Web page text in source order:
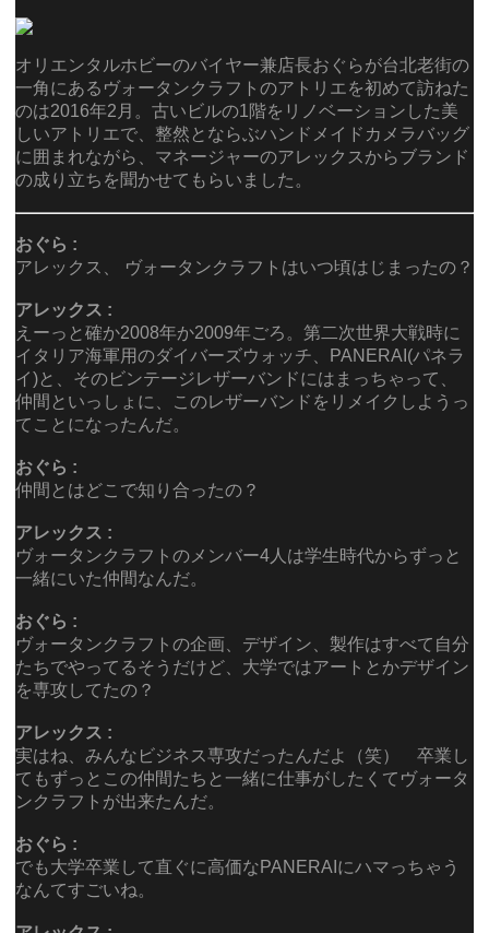
オリエンタルホビーのバイヤー兼店長おぐらが台北老街の
一角にあるヴォータンクラフトのアトリエを初めて訪ねた
のは2016年2月。古いビルの1階をリノベーションした美
しいアトリエで、整然とならぶハンドメイドカメラバッグ
に囲まれながら、マネージャーのアレックスからブランド
の成り立ちを聞かせてもらいました。
おぐら :
アレックス、 ヴォータンクラフトはいつ頃はじまったの？
アレックス :
えーっと確か2008年か2009年ごろ。第二次世界大戦時に
イタリア海軍用のダイバーズウォッチ、PANERAI(パネラ
イ)と、そのビンテージレザーバンドにはまっちゃって、
仲間といっしょに、このレザーバンドをリメイクしようっ
てことになったんだ。
おぐら :
仲間とはどこで知り合ったの？
アレックス :
ヴォータンクラフトのメンバー4人は学生時代からずっと
一緒にいた仲間なんだ。
おぐら :
ヴォータンクラフトの企画、デザイン、製作はすべて自分
たちでやってるそうだけど、大学ではアートとかデザイン
を専攻してたの？
アレックス :
実はね、みんなビジネス専攻だったんだよ（笑） 卒業し
てもずっとこの仲間たちと一緒に仕事がしたくてヴォータ
ンクラフトが出来たんだ。
おぐら :
でも大学卒業して直ぐに高価なPANERAIにハマっちゃう
なんてすごいね。